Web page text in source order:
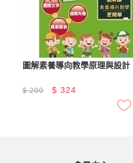
圖解素養導向教學原理與設計
$200 $324